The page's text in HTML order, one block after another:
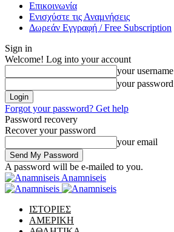
Επικοινωνία
Ενισχύστε τις Αναμνήσεις
Δωρεάν Εγγραφή / Free Subscription
Sign in
Welcome! Log into your account
your username
your password
Forgot your password? Get help
Password recovery
Recover your password
your email
A password will be e-mailed to you.
Anamniseis
ΙΣΤΟΡΙΕΣ
ΑΜΕΡΙΚΗ